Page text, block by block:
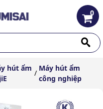
0
hút ẩm
/
Máy hút ẩm
công nghiệp